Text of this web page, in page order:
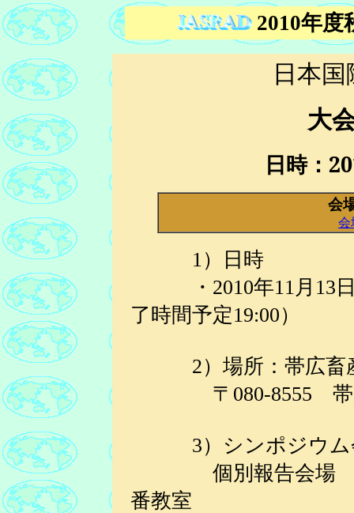
2010年度
日本
大
日時：
会
会
1）日時
・2010年11月13日
了時間予定19:00）
2）場所：帯広畜
〒080-8555 帯広
3）シンポジウム
個別報告会場 講義
番教室